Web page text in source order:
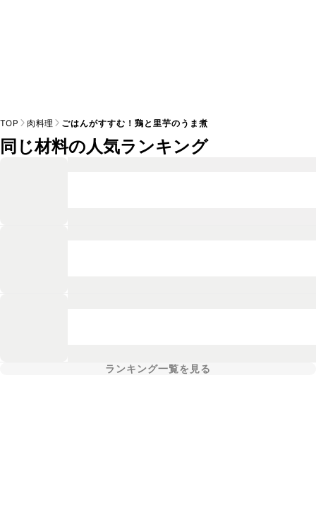
TOP 肉料理 ごはんがすすむ！鶏と里芋のうま煮
同じ材料の人気ランキング
ランキング一覧を見る